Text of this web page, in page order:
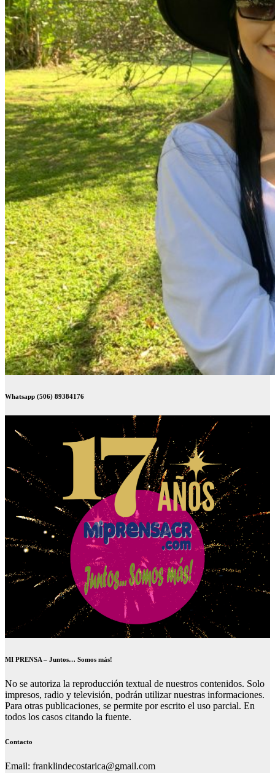
Whatsapp (506) 89384176
MI PRENSA – Juntos… Somos más!
No se autoriza la reproducción textual de nuestros contenidos. Solo
impresos, radio y televisión, podrán utilizar nuestras informaciones.
Para otras publicaciones, se permite por escrito el uso parcial. En
todos los casos citando la fuente.
Contacto
Email: franklindecostarica@gmail.com